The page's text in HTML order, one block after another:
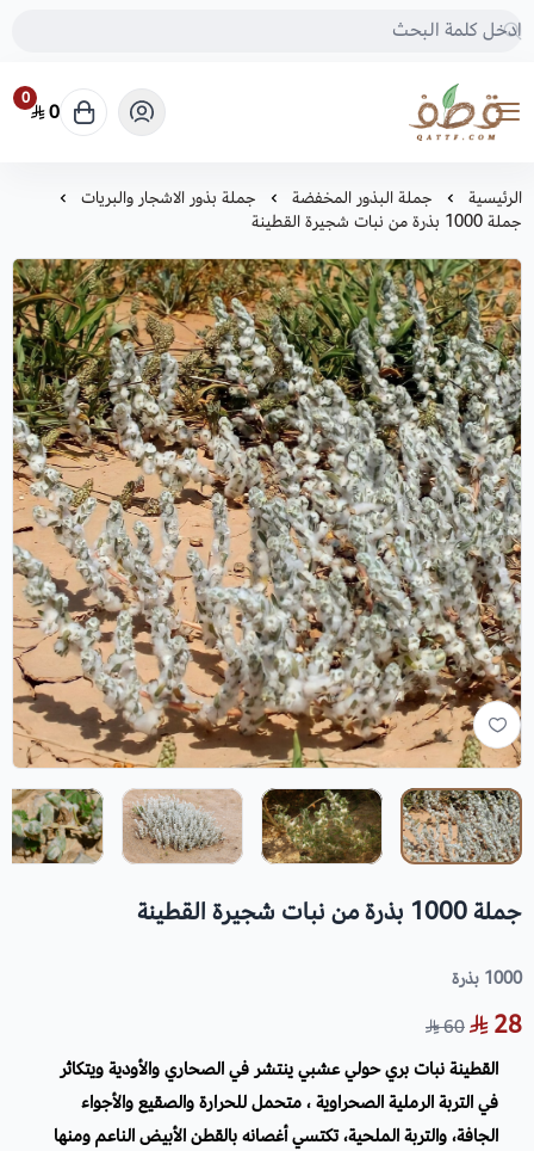
متجر قطف للبذور
0
0
الرئيسية جملة البذور المخفضة
جملة بذور الاشجار والبريات
جملة 1000 بذرة من نبات شجيرة القطينة
جملة 1000 بذرة من نبات شجيرة القطينة
1000 بذرة
28
60
القطينة نبات بري حولي عشبي ينتشر في الصحاري والأودية ويتكاثر
في التربة الرملية الصحراوية ، متحمل للحرارة والصقيع والأجواء
الجافة، والتربة الملحية، تكتسي أغصانه بالقطن الأبيض الناعم ومنها